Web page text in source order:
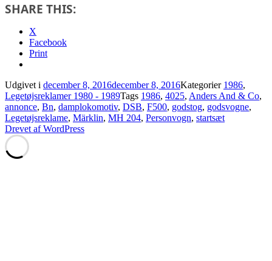
SHARE THIS:
X
Facebook
Print
Udgivet i december 8, 2016december 8, 2016Kategorier 1986,
Legetøjsreklamer 1980 - 1989Tags 1986, 4025, Anders And & Co,
annonce, Bn, damplokomotiv, DSB, F500, godstog, godsvogne,
Legetøjsreklame, Märklin, MH 204, Personvogn, startsæt
Drevet af WordPress